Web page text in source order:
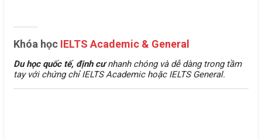
Khóa học IELTS Academic & General
Du học quốc tế, định cưnhanh chóng và dễ dàng trong tầm
tay với chứng chỉ IELTS Academic hoặc IELTS General.